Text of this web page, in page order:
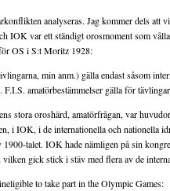
analyseras. Jag kommer dels att
IOK var ett ständigt orosmoment som
OS i S:t Moritz 1928:
min anm.) gälla endast såsom
F.I.S. amatörbestämmelser gälla för
stora oroshärd, amatörfrågan, var
i IOK, i de internationella och nationella
1900-talet. IOK hade nämligen på sin
gick stick i stäv med flera av de
to take part in the Olympic Games: